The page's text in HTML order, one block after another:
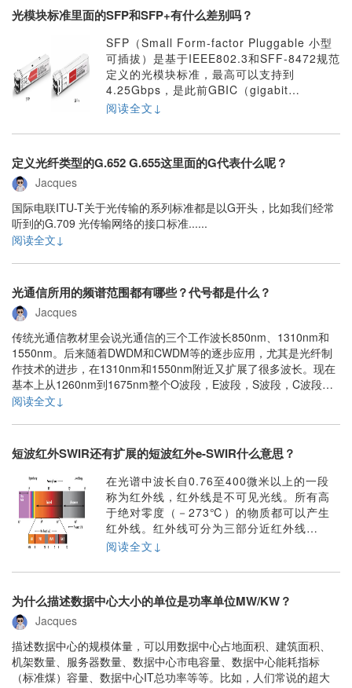
光模块标准里面的SFP和SFP+有什么差别吗？
SFP（Small Form-factor Pluggable 小型
可插拔）是基于IEEE802.3和SFF-8472规范
定义的光模块标准，最高可以支持到
4.25Gbps，是此前GBIC（gigabit
interface converter 千兆接口转换器）光模
你GBIC。由于SFP光模块的最高速率只有
4.25Gbps，所以10G时代到来后，就需要新
的标准。......
阅读全文↓
定义光纤类型的G.652 G.655这里面的G代表什么呢？
Jacques
国际电联ITU-T关于光传输的系列标准都是以G开头，比如我们经常
听到的G.709 光传输网络的接口标准......
阅读全文↓
光通信所用的频谱范围都有哪些？代号都是什么？
Jacques
传统光通信教材里会说光通信的三个工作波长850nm、1310nm和
1550nm。后来随着DWDM和CWDM等的逐步应用，尤其是光纤制
作技术的进步，在1310nm和1550nm附近又扩展了很多波长。现在
基本上从1260nm到1675nm整个O波段，E波段，S波段，C波段，L
波段都可以使用。在短波波长附近，从850nm到950nm也开发了
阅读全文↓
短波红外SWIR还有扩展的短波红外e-SWIR什么意思？
在光谱中波长自0.76至400微米以上的一段
称为红外线，红外线是不可见光线。所有高
于绝对零度（－273℃）的物质都可以产生
红外线。红外线可分为三部分近红外线
NIR（包括短波红外SWIR，典型0.9-1.7微
外线MWIR、远红外线FIR。近红外线，波长
为(0.75-1)～(2.5-3)μm之间；中红外线，波
长为(2.5-3)～(25-40)μm之间；远......
阅读全文↓
为什么描述数据中心大小的单位是功率单位MW/KW？
Jacques
描述数据中心的规模体量，可以用数据中心占地面积、建筑面积、
机架数量、服务器数量、数据中心市电容量、数据中心能耗指标
（标准煤）容量、数据中心IT总功率等等。比如，人们常说的超大